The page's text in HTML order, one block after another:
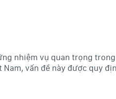
nhiệm vụ quan trọng
vấn đề này được quy